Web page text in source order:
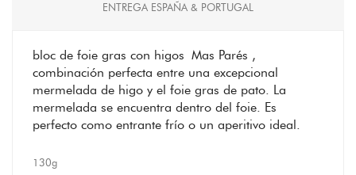
ENTREGA ESPAÑA & PORTUGAL
bloc de foie gras con higos Mas Parés ,
combinación perfecta entre una excepcional
mermelada de higo y el foie gras de pato. La
mermelada se encuentra dentro del foie. Es
perfecto como entrante frío o un aperitivo ideal.
130g